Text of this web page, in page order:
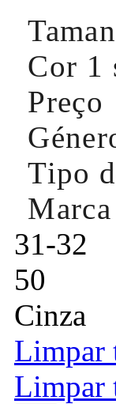
Cor 1
Preço
Tipo
Marca
31-32
50
Cinza
Limpar
Limpar